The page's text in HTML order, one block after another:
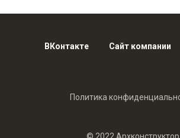
ВКонтакте Сайт компании
Политика